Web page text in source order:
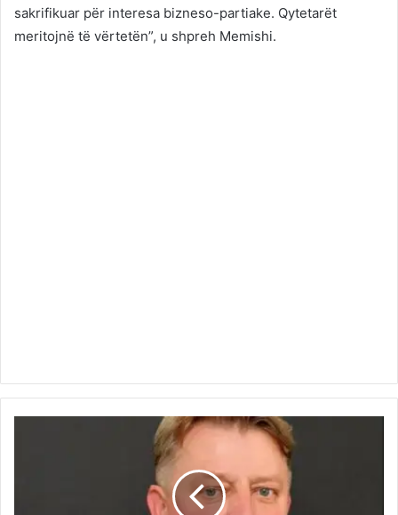
sakrifikuar për interesa bizneso-partiake. Qytetarët
meritojnë të vërtetën”, u shpreh Memishi.